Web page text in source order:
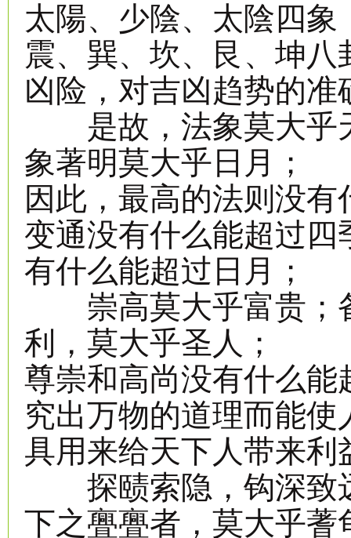
太陽、少陰、太陰四
震、巽、坎、艮、坤
凶险，对吉凶趋势的
是故，法象莫大乎
象著明莫大乎日月；
因此，最高的法则没
变通没有什么能超过
有什么能超过日月；
崇高莫大乎富贵；
利，莫大乎圣人；
尊崇和高尚没有什么
究出万物的道理而能
具用来给天下人带来
探赜索隐，钩深致
下之亹亹者，莫大乎蓍